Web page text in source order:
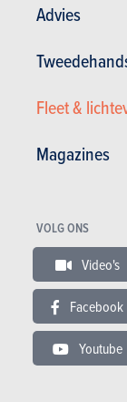
Advies
Fleet &
Magazines
VOLG ONS
Video's
Facebook
Youtube
Web